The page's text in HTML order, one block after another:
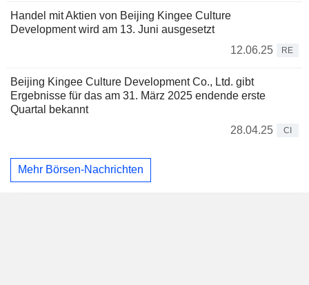
Handel mit Aktien von Beijing Kingee Culture
Development wird am 13. Juni ausgesetzt
12.06.25
RE
Beijing Kingee Culture Development Co., Ltd. gibt
Ergebnisse für das am 31. März 2025 endende erste
Quartal bekannt
28.04.25
CI
Mehr Börsen-Nachrichten